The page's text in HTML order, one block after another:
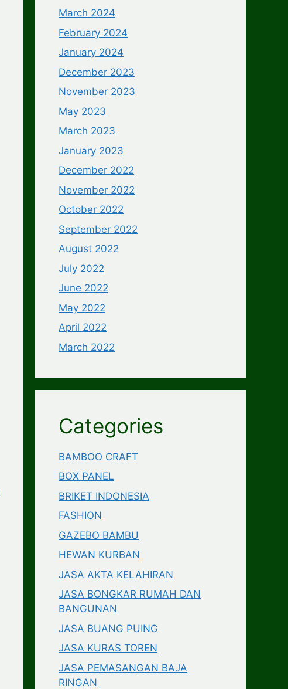
March 2024
February 2024
January 2024
December 2023
November 2023
May 2023
March 2023
January 2023
December 2022
November 2022
October 2022
September 2022
August 2022
July 2022
June 2022
May 2022
April 2022
March 2022
Categories
BAMBOO CRAFT
BOX PANEL
BRIKET INDONESIA
FASHION
GAZEBO BAMBU
HEWAN KURBAN
JASA AKTA KELAHIRAN
JASA BONGKAR RUMAH DAN
BANGUNAN
JASA BUANG PUING
JASA KURAS TOREN
JASA PEMASANGAN BAJA
RINGAN